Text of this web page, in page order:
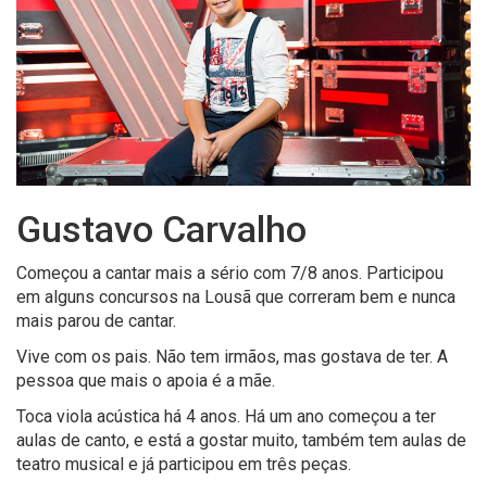
Gustavo Carvalho
Começou a cantar mais a sério com 7/8 anos. Participou
em alguns concursos na Lousã que correram bem e nunca
mais parou de cantar.
Vive com os pais. Não tem irmãos, mas gostava de ter. A
pessoa que mais o apoia é a mãe.
Toca viola acústica há 4 anos. Há um ano começou a ter
aulas de canto, e está a gostar muito, também tem aulas de
teatro musical e já participou em três peças.